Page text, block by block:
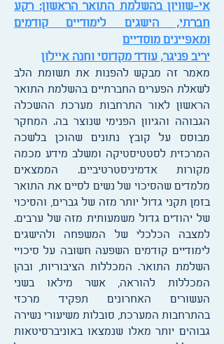
אי-שוויון בהשלמת התואר הראשון: רקע
חברתי, הישגים לימודיים קודמים
ומאפיינים מוסדיים
יריב פניגר, עודד מקדוסי וחנה איילון
מאמר זה מבקש להפנות את תשומת הלב
לשאלת הפערים החברתיים בהשלמת התואר
הראשון לאור התרחבות מערכת ההשכלה
הגבוהה והגיוון הפנימי שנוצר בה. המחקר
מבוסס על קובץ נתונים שהוכן בלשכה
המרכזית לסטטיסטיקה ומשלב מידע מכמה
מקורות אדמיניסטרטיביים. הממצאים
מלמדים שהסיכוי של נשים לסיים את התואר
בזמן תקני גדול יותר מזה של גברים, והסיכוי
של יהודים גדול משמעותית מזה של ערבים.
למצבה הכלכלי של המשפחה ולהישגים
לימודיים קודמים השפעה חשובה על סיכויי
השלמת התואר. המכללות הציבוריות, ובהן
המכללות להוראה, אשר מילאו בשני
העשורים האחרונים תפקיד מרכזי
בהתרחבות המערכת, סובלות משיעורי נשירה
גבוהים יותר מאלו שנמצאו באוניברסיטאות